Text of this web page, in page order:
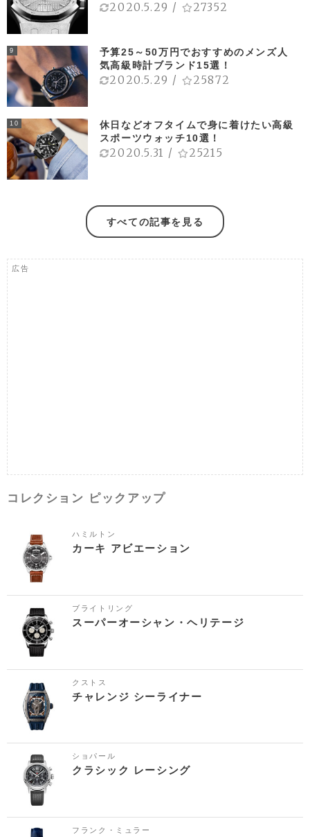
2020.5.29 / 27352
9
予算25～50万円でおすすめのメンズ人
気高級時計ブランド15選！
2020.5.29 / 25872
10
休日などオフタイムで身に着けたい高級
スポーツウォッチ10選！
2020.5.31 / 25215
すべての記事を見る
広告
コレクション ピックアップ
ハミルトン
カーキ アビエーション
ブライトリング
スーパーオーシャン・ヘリテージ
クストス
チャレンジ シーライナー
ショパール
クラシック レーシング
フランク・ミュラー